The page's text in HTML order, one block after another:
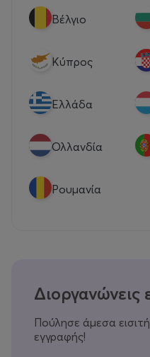
Βέλγιο
Κύπρος
Eλλάδα
Ολλανδία
Ρουμανία
Διοργανώνεις
Πούλησε άμεσα
εγγραφής!